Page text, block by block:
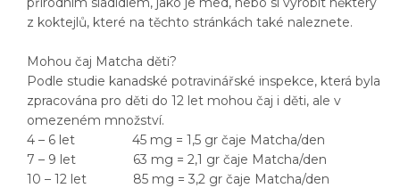
z koktejlů, které na těchto stránkách také naleznete.
Mohou čaj Matcha děti?
Podle studie kanadské potravinářské inspekce, která byla
zpracována pro děti do 12 let mohou čaj i děti, ale v
omezeném množství.
4 – 6 let 45 mg = 1,5 gr čaje Matcha/den
7 – 9 let 63 mg = 2,1 gr čaje Matcha/den
10 – 12 let 85 mg = 3,2 gr čaje Matcha/den